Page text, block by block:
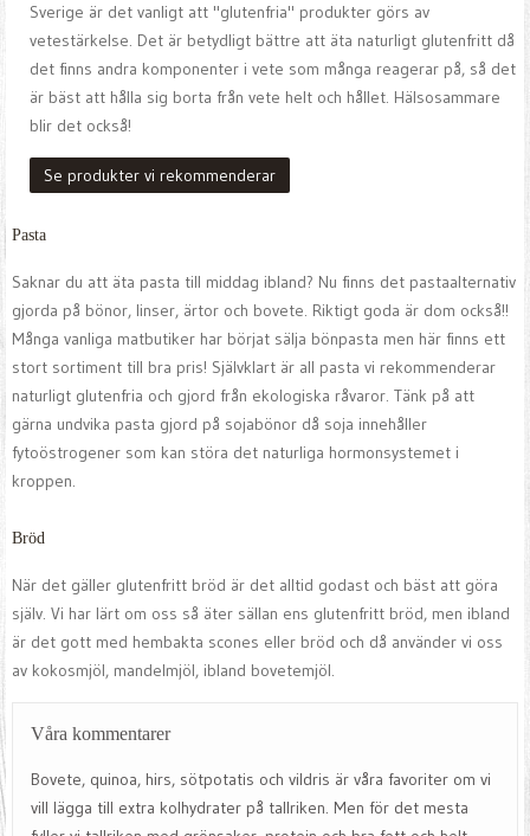
Sverige är det vanligt att "glutenfria" produkter görs av
vetestärkelse. Det är betydligt bättre att äta naturligt glutenfritt då
det finns andra komponenter i vete som många reagerar på, så det
är bäst att hålla sig borta från vete helt och hållet. Hälsosammare
blir det också!
Se produkter vi rekommenderar
Pasta
Saknar du att äta pasta till middag ibland? Nu finns det pastaalternativ
gjorda på bönor, linser, ärtor och bovete. Riktigt goda är dom också!!
Många vanliga matbutiker har börjat sälja bönpasta men här finns ett
stort sortiment till bra pris! Självklart är all pasta vi rekommenderar
naturligt glutenfria och gjord från ekologiska råvaror. Tänk på att
gärna undvika pasta gjord på sojabönor då soja innehåller
fytoöstrogener som kan störa det naturliga hormonsystemet i
kroppen.
Bröd
När det gäller glutenfritt bröd är det alltid godast och bäst att göra
själv. Vi har lärt om oss så äter sällan ens glutenfritt bröd, men ibland
är det gott med hembakta scones eller bröd och då använder vi oss
av kokosmjöl, mandelmjöl, ibland bovetemjöl.
Våra kommentarer
Bovete, quinoa, hirs, sötpotatis och vildris är våra favoriter om vi
vill lägga till extra kolhydrater på tallriken. Men för det mesta